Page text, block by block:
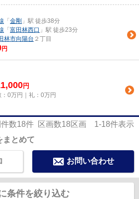
「 金剛 」駅 徒歩38分
「 富田林西口 」駅 徒歩23分
林市向陽台 ２丁目
円
円
：0万円｜礼：0万円
数18件 区画数18区画 1-18件表示
まとめて
お問い合わせ
条件を絞り込む